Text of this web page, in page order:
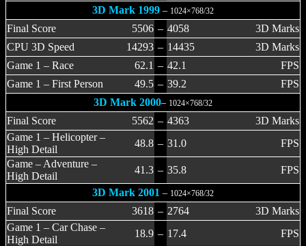
3D Mark 1999 – 1024×768/32
Final Score 5506 – 4058
3D Marks
CPU 3D Speed
14293 – 14435
3D Marks
Game 1 – Race
62.1 – 42.1
FPS
Game 1 – First Person
49.5 – 39.2
FPS
3D Mark 2000– 1024×768/32
Final Score 5562 – 4363
3D Marks
Game 1 – Helicopter –
High Detail
48.8 – 31.0
FPS
Game – Adventure –
High Detail
41.3 – 35.8
FPS
3D Mark 2001 – 1024×768/32
Final Score 3618 – 2764
3D Marks
Game 1 – Car Chase –
High Detail
18.9 – 17.4
FPS